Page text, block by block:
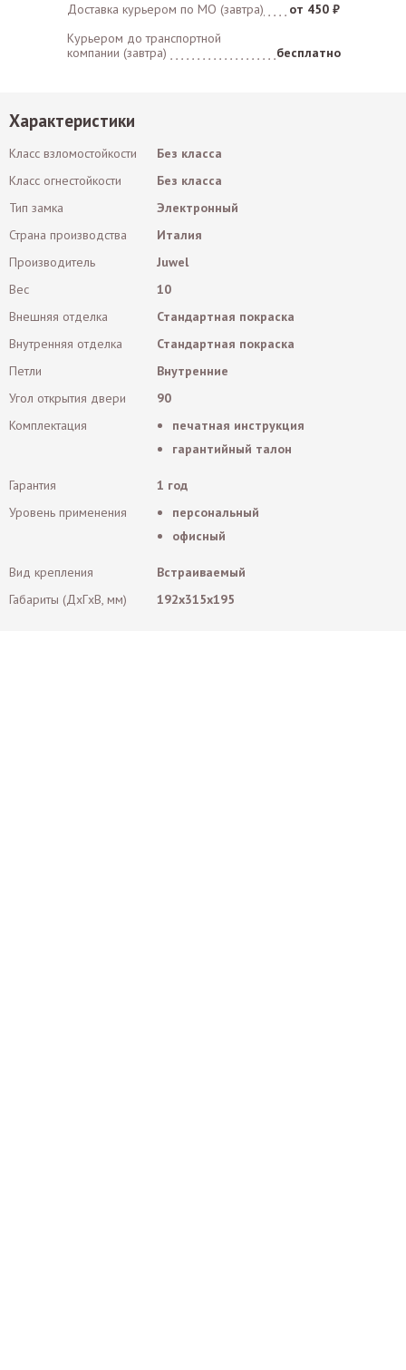
Доставка курьером по MO (завтра)
от 450 ₽
Курьером до транспортной
компании (завтра)
бесплатно
Характеристики
Класс взломостойкости
Без класса
Класс огнестойкости
Без класса
Тип замка
Электронный
Страна производства
Италия
Производитель
Juwel
Вес
10
Внешняя отделка
Стандартная покраска
Внутренняя отделка
Стандартная покраска
Петли
Внутренние
Угол открытия двери
90
Комплектация
печатная инструкция
гарантийный талон
Гарантия
1 год
Уровень применения
персональный
офисный
Вид крепления
Встраиваемый
Габариты (ДxГxВ, мм)
192x315x195